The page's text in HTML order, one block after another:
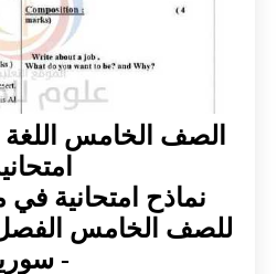
الصف الخامس اللغة
نماذح امتحانية في
للصف الخامس الفصل
-